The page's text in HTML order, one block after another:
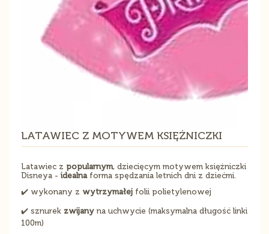
LATAWIEC Z MOTYWEM KSIĘŻNICZKI
Latawiec z popularnym, dziecięcym motywem księżniczki
Disneya - idealnaforma spędzania letnich dni z dziećmi.
✔️ wykonany z wytrzymałej folii polietylenowej
✔️ sznurek zwijany na uchwycie (maksymalna długość linki
100m)